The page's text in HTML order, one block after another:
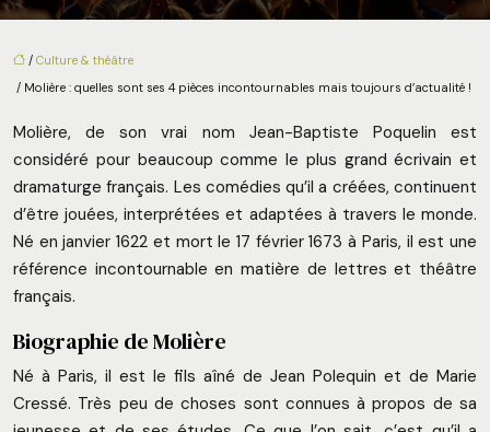
/ Culture & théâtre
/ Molière : quelles sont ses 4 pièces incontournables mais toujours d’actualité !
Molière, de son vrai nom Jean-Baptiste Poquelin est
considéré pour beaucoup comme le plus grand écrivain et
dramaturge français. Les comédies qu’il a créées, continuent
d’être jouées, interprétées et adaptées à travers le monde.
Né en janvier 1622 et mort le 17 février 1673 à Paris, il est une
référence incontournable en matière de lettres et théâtre
français.
Biographie de Molière
Né à Paris, il est le fils aîné de Jean Polequin et de Marie
Cressé. Très peu de choses sont connues à propos de sa